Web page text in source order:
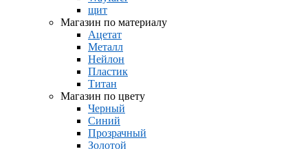
щит
Магазин по материалу
Ацетат
Металл
Нейлон
Пластик
Титан
Магазин по цвету
Черный
Синий
Прозрачный
Золотой